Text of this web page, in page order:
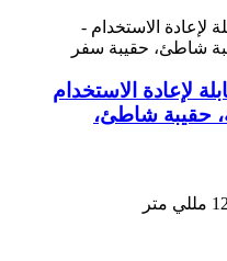
لإعادة الاستخدام
حقيبة شاطئ،